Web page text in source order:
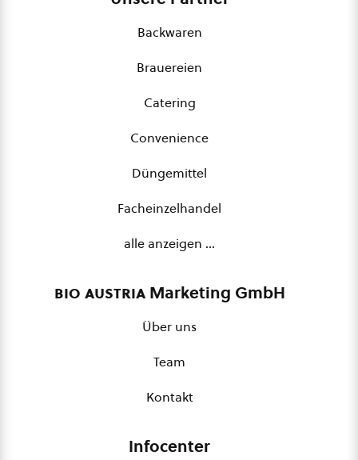
Backwaren
Brauereien
Catering
Convenience
Düngemittel
Facheinzelhandel
alle anzeigen …
bio austriaMarketing GmbH
Über uns
Team
Kontakt
Infocenter